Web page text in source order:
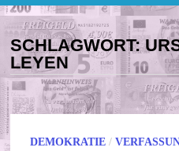
SCHLAGWORT:
LEYEN
DEMOKRATIE /